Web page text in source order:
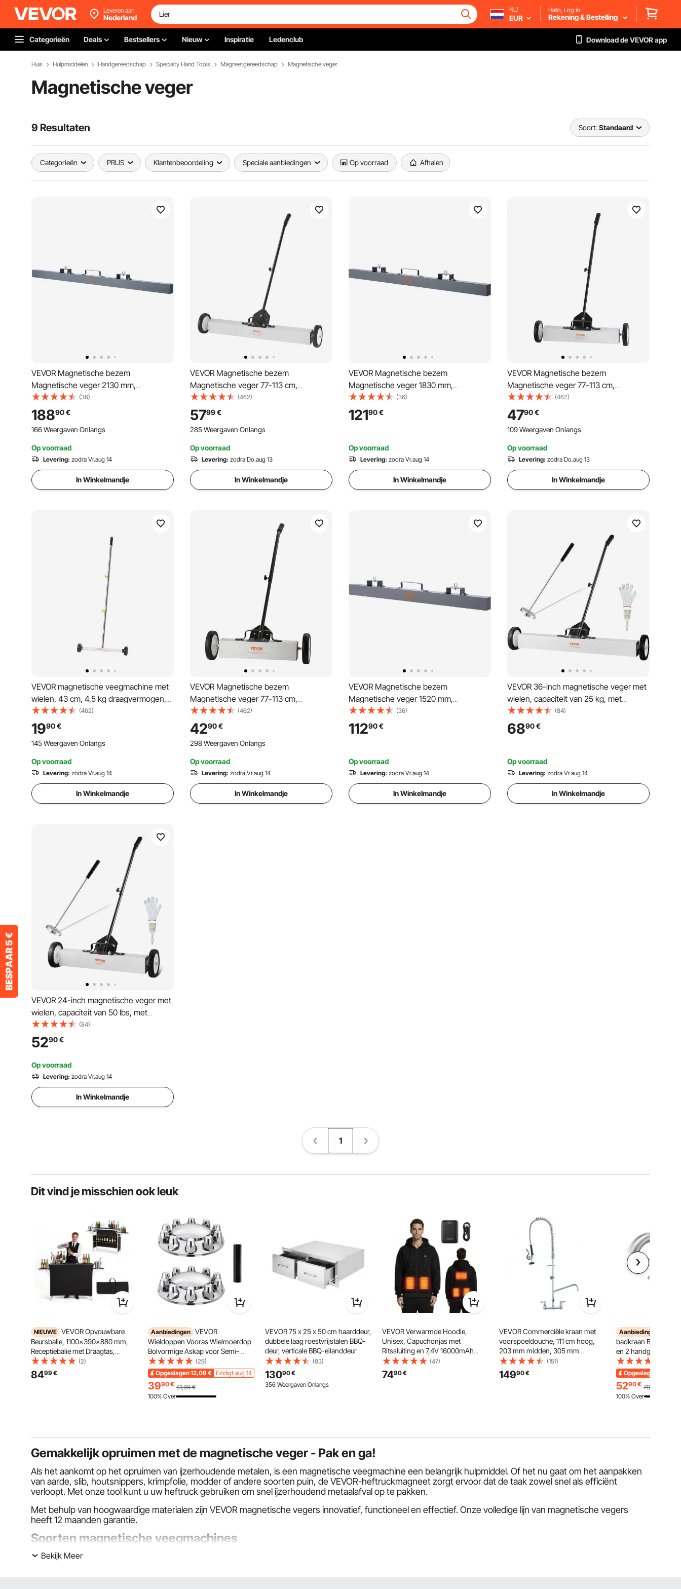
Leveren aan
Nederland
NL/
EUR
Hallo, Log in
Rekening & Bestelling
Categorieën Deals Bestsellers Nieuw Inspiratie Ledenclub Download de VEVOR app
Huis Hulpmiddelen Handgereedschap Specialty Hand Tools Magneetgereedschap Magnetische veger
Magnetische veger
9 Resultaten Soort: Standaard
Categorieën PRIJS Klantenbeoordeling Speciale aanbiedingen Op voorraad Afhalen
VEVOR Magnetische bezem
Magnetische veger 2130 mm,
Magnetische veger Magnetische
magneetbezem Magnetische bezem
Magnetische lifter 54,4 kg Magnetische
kracht Magnetische
spaanderverzamelaar Vloerveger
Veegmachine
(36)
18890€
166 Weergaven Onlangs
Op voorraad
Levering: zodra Vr.aug 14
In Winkelmandje
VEVOR Magnetische bezem
Magnetische veger 77-113 cm,
Magnetische veger Magnetische
magneetbezem Magnetische bezem
Magnetische lifter 24,9 kg Magnetische
kracht Magnetische
spaanderverzamelaar Vloerveger
Veegmachine
(462)
5799€
285 Weergaven Onlangs
Op voorraad
Levering: zodra Do.aug 13
In Winkelmandje
VEVOR Magnetische bezem
Magnetische veger 1830 mm,
Magnetische veger Magnetische
magneetbezem Magnetische bezem
Magnetische lifter 47,6 kg Magnetische
spaanderverzamelaar Vloerveger
Veegmachine Werkplaats
(36)
12190€
Op voorraad
Levering: zodra Vr.aug 14
In Winkelmandje
VEVOR Magnetische bezem
Magnetische veger 77-113 cm,
Magnetische veger Magnetische
bezem Magnetische bezem
Magnetische lifter 22,6 kg Magnetische
kracht Magnetische
spaanderverzamelaar Vloerveger
Veegmachine
(462)
4790€
109 Weergaven Onlangs
Op voorraad
Levering: zodra Do.aug 13
In Winkelmandje
VEVOR magnetische veegmachine met
wielen, 43 cm, 4,5 kg draagvermogen,
magnetische borstel met verstelbare
handgreep, voor het opzuigen van
spijkers en schroeven, reiniging van
garages en dakprojecten.
(462)
1990€
145 Weergaven Onlangs
Op voorraad
Levering: zodra Vr.aug 14
In Winkelmandje
VEVOR Magnetische bezem
Magnetische veger 77-113 cm,
Magnetische veger Magnetische
magneetbezem Magnetische bezem
Magnetische lifter 20,4 kg Magnetische
kracht Magnetische
spaanderverzamelaar Vloerveger
Veegmachine
(462)
4290€
298 Weergaven Onlangs
Op voorraad
Levering: zodra Vr.aug 14
In Winkelmandje
VEVOR Magnetische bezem
Magnetische veger 1520 mm,
Magnetische veger Magnetische
magneetbezem Magnetische bezem
Magnetische lifter 42,2 kg Magnetische
spaanderverzamelaar Vloerveger
Veegmachine
(36)
11290€
Op voorraad
Levering: zodra Vr.aug 14
In Winkelmandje
VEVOR 36-inch magnetische veger met
wielen, capaciteit van 25 kg, met
uitschuifbare magnetische opraaptool,
verstelbare handgreep, magnetische
opraapveger voor het oprapen van
garage, tuin
(84)
6890€
Op voorraad
Levering: zodra Vr.aug 14
In Winkelmandje
VEVOR 24-inch magnetische veger met
wielen, capaciteit van 50 lbs, met
uitschuifbare magnetische opraaptool,
verstelbare handgreep, magnetische
opraapveger voor het oprapen van
spijkers en schroeven, voor werkplaats,
garage, tuin
(84)
5290€
Op voorraad
Levering: zodra Vr.aug 14
In Winkelmandje
1
Dit vind je misschien ook leuk
NIEUWE VEVOR Opvouwbare
Beursbalie, 1100x390x880 mm,
Receptiebalie met Draagtas,
Opbergvak, Receptietafel,
Beursstand, Bartafel, Opvouwbare
Mobiele Bar voor Evenementen,
(2)
8499€
Aanbiedingen VEVOR
Wieldoppen Vooras Wielmoerdop
Bolvormige Askap voor Semi-
Trucks Gegalvaniseerde ABS
Wielmoerdoppen 2 Stuks,
Complete Askap met
Montagegereedschappen Helder
Zilver
(29)
Opgeslagen12,09€ Eindigt aug 14
3990€ 51,99 €
100% Over
VEVOR 75 x 25 x 50 cm haarddeur,
dubbele laag roestvrijstalen BBQ-
deur, verticale BBQ-eilanddeur
(83)
13090€
356 Weergaven Onlangs
VEVOR Verwarmde Hoodie,
Unisex, Capuchonjas met
Ritssluiting en 7,4V 16000mAh
Powerbank, 5 Verwarmingszones,
3 Temperatuurinstellingen, 4-8 uur
warmte, voor Winterkamperen,
(47)
7490€
VEVOR Commerciële kraan met
voorspoeldouche, 111 cm hoog,
203 mm midden, 305 mm
draaibare uitloop, aan de muur
gemonteerde keukenkraan,
messing constructie met
(151)
14990€
Aanbiedingen
badkraan
en 2 handgrepen,
roestvrij staal
booguitloop voor
dek voor baden van
Opgeslagen
5290€ 70,99
100% Over
Gemakkelijk opruimen met de magnetische veger - Pak en ga!
Als het aankomt op het opruimen van ijzerhoudende metalen, is een magnetische veegmachine een belangrijk hulpmiddel. Of het nu gaat om het aanpakken
van aarde, slib, houtsnippers, krimpfolie, modder of andere soorten puin, de VEVOR-heftruckmagneet zorgt ervoor dat de taak zowel snel als efficiënt
verloopt. Met onze tool kunt u uw heftruck gebruiken om snel ijzerhoudend metaalafval op te pakken.
Met behulp van hoogwaardige materialen zijn VEVOR magnetische vegers innovatief, functioneel en effectief. Onze volledige lijn van magnetische vegers
heeft 12 maanden garantie.
Soorten magnetische veegmachines
Dit zijn de typen VEVOR magnetische veegmachines:
Bekijk Meer